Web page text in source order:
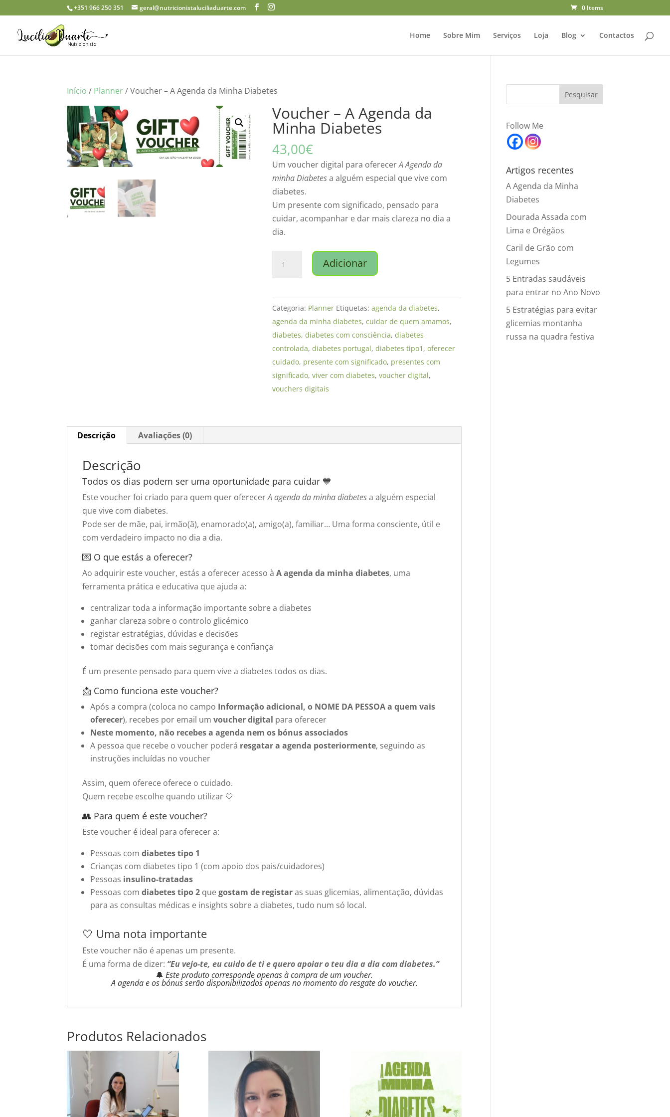
+351 966 250 351 geral@nutricionistaluciliaduarte.com 0 Items
Home Sobre Mim Serviços Loja Blog Contactos
Início / Planner/ Voucher – A Agenda da Minha Diabetes
Voucher – A Agenda da
Minha Diabetes
43,00€
Um voucher digital para oferecerA Agenda da
minha Diabetesa alguém especial que vive com
diabetes.
Um presente com significado, pensado para
cuidar, acompanhar e dar mais clareza no dia a
dia.
Quantidade
-
A
Agenda
da
Minha
Diabetes
Adicionar
Categoria: Planner Etiquetas:agenda da diabetes,
agenda da minha diabetes,cuidar de quem amamos,
diabetes,diabetes com consciência,diabetes
controlada,diabetes portugal,diabetes tipo1 ,oferecer
cuidado, presente com significado, presentes com
significado,viver com diabetes,voucher digital,
vouchers digitais
Descrição Avaliações (0)
Descrição
Todos os dias podem ser uma oportunidade para cuidar 💙
Este voucher foi criado para quem quer oferecerA agenda da minha diabetesa alguém especial
que vive com diabetes.
Pode ser de mãe, pai, irmão(ã), enamorado(a), amigo(a), familiar… Uma forma consciente, útil e
com verdadeiro impacto no dia a dia.
💌 O que estás a oferecer?
Ao adquirir este voucher, estás a oferecer acesso àA agenda da minha diabetes, uma
ferramenta prática e educativa que ajuda a:
centralizar toda a informação importante sobre a diabetes
ganhar clareza sobre o controlo glicémico
registar estratégias, dúvidas e decisões
tomar decisões com mais segurança e confiança
É um presente pensado para quem vive a diabetes todos os dias.
📩 Como funciona este voucher?
Após a compra (coloca no campo Informação adicional, o NOME DA PESSOA a quem vais
oferecer), recebes por email umvoucher digital para oferecer
Neste momento, não recebes a agenda nem os bónus associados
A pessoa que recebe o voucher poderá resgatar a agenda posteriormente, seguindo as
instruções incluídas no voucher
Assim, quem oferece oferece o cuidado.
Quem recebe escolhe quando utilizar 🤍
👥 Para quem é este voucher?
Este voucher é ideal para oferecer a:
Pessoas comdiabetes tipo 1
Crianças com diabetes tipo 1 (com apoio dos pais/cuidadores)
Pessoas insulino-tratadas
Pessoas comdiabetes tipo 2 quegostam de registaras suas glicemias, alimentação, dúvidas
para as consultas médicas e insights sobre a diabetes, tudo num só local.
🤍 Uma nota importante
Este voucher não é apenas um presente.
É uma forma de dizer: “Eu vejo-te, eu cuido de ti e quero apoiar o teu dia a dia com diabetes.”
🔔Este produto corresponde apenas à compra de um voucher.
A agenda e os bónus serão disponibilizados apenas no momento do resgate do voucher.
Produtos Relacionados
Follow Me
Artigos recentes
A Agenda da Minha
Diabetes
Dourada Assada com
Lima e Orégãos
Caril de Grão com
Legumes
5 Entradas saudáveis
para entrar no Ano Novo
5 Estratégias para evitar
glicemias montanha
russa na quadra festiva